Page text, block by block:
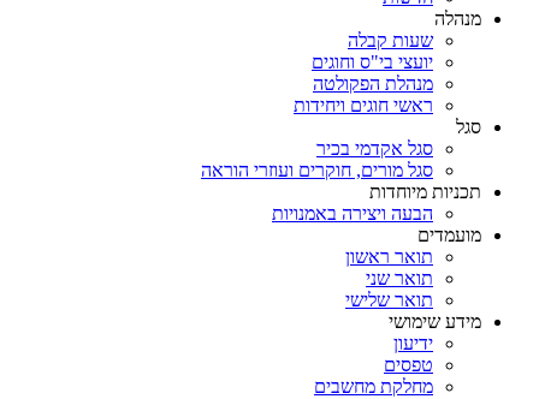
מנהלה
שעות קבלה
יועצי בי"ס וחוגים
מנהלת הפקולטה
ראשי חוגים ויחידות
סגל
סגל אקדמי בכיר
סגל מורים, חוקרים ועוזרי הוראה
תכניות מיוחדות
הבעה ויצירה באמנויות
מועמדים
תואר ראשון
תואר שני
תואר שלישי
מידע שימושי
ידיעון
טפסים
מחלקת מחשבים